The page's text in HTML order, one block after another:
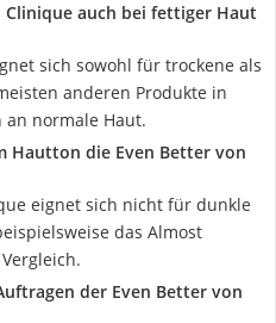
auch bei fettiger Haut
sich sowohl für trockene als
anderen Produkte in
normale Haut.
Hautton die Even Better von
eignet sich nicht für dunkle
das Almost
der Even Better von